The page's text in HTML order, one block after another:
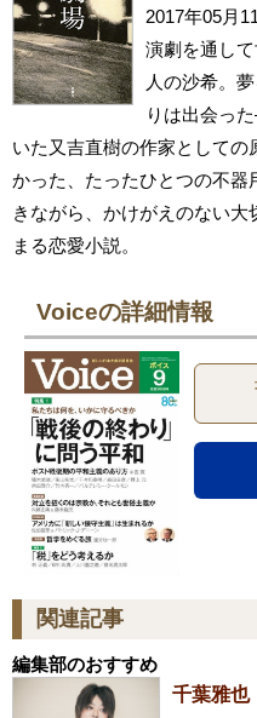
2017年05月
演劇を通し
人の沙希。
りは出会っ
いた又吉直樹の作家として
かった、たったひとつの不
きながら、かけがえのない
まる恋愛小説。
Voiceの詳細情報
関連記事
編集部のおすすめ
千葉雅